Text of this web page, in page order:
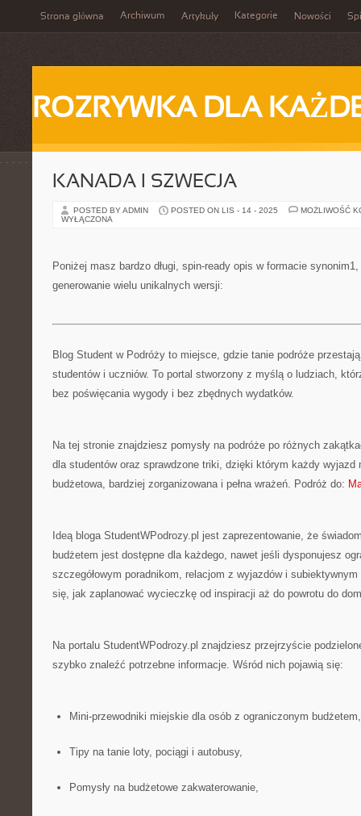
Strona główna Archiwum Artykuły Kategorie Nowości
ROZRYWKA DLA
KANADA I SZWECJA
POSTED BY ADMIN POSTED ON LIS - 14 - 2025
MOŻLIWOŚĆ
WYŁĄCZONA
Poniżej masz bardzo długi, spin-ready opis w formacie
generowanie wielu unikalnych wersji:
Blog Student w Podróży to miejsce, gdzie tanie podróże
studentów i uczniów. To portal stworzony z myślą o ludziach,
bez poświęcania wygody i bez zbędnych wydatków.
Na tej stronie znajdziesz pomysły na podróże po różnych
dla studentów oraz sprawdzone triki, dzięki którym każdy wyjazd
budżetowa, bardziej zorganizowana i pełna wrażeń. Podróż do:
Ideą bloga StudentWPodrozy.pl jest zaprezentowanie, że
budżetem jest dostępne dla każdego, nawet jeśli dysponujesz
szczegółowym poradnikom, relacjom z wyjazdów i
się, jak zaplanować wycieczkę od inspiracji aż do powrotu do
Na portalu StudentWPodrozy.pl znajdziesz przejrzyście
szybko znaleźć potrzebne informacje. Wśród nich pojawią się:
Mini-przewodniki miejskie dla osób z ograniczonym budżetem,
Tipy na tanie loty, pociągi i autobusy,
Pomysły na budżetowe zakwaterowanie,